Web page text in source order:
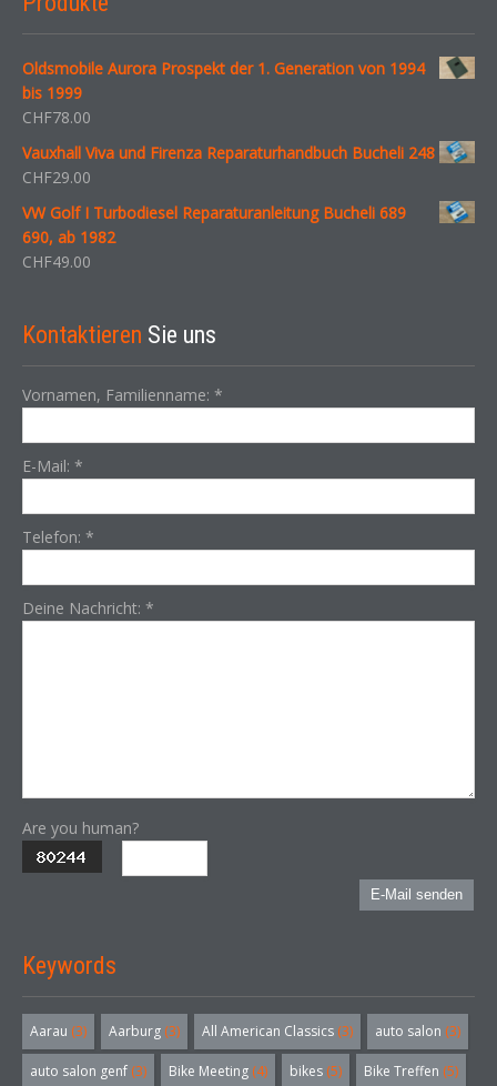
Oldsmobile Aurora Prospekt der 1. Generation von 1994
bis 1999
CHF78.00
Vauxhall Viva und Firenza Reparaturhandbuch Bucheli 248
CHF29.00
VW Golf I Turbodiesel Reparaturanleitung Bucheli 689
690, ab 1982
CHF49.00
Kontaktieren Sie uns
Vornamen, Familienname: *
E-Mail: *
Telefon: *
Deine Nachricht: *
Are you human?
E-Mail senden
Keywords
Aarau (3) Aarburg (3) All American Classics (3) auto salon (3)
auto salon genf (3) Bike Meeting (4) bikes (5) Bike Treffen (5)